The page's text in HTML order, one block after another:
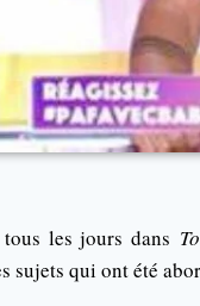
tous les jours dans
sujets qui ont été